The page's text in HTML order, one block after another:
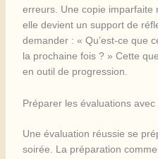
erreurs. Une copie imparfaite
elle devient un support de
demander : « Qu’est-ce que
la prochaine fois ? » Cette
en outil de progression.
Préparer les évaluations
Une évaluation réussie se
soirée. La préparation